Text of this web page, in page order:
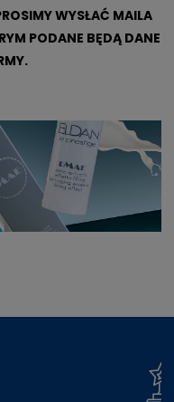
WYSŁAĆ MAILA
PODANE BĘDĄ DANE